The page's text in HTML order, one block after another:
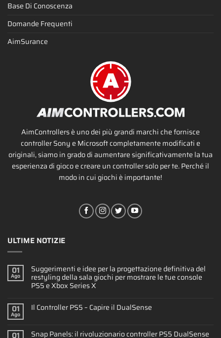
Base Di Conoscenza
Domande Frequenti
AimSurance
AimControllers è uno dei più grandi marchi che fornisce
controller Sony e Microsoft completamente modificati e
originali, siamo in grado di aumentare significativamente la tua
esperienza di gioco e creare un controller solo per te. Perché il
modo in cui giochi è importante!
ULTIME NOTIZIE
01
Ago
Suggerimenti e idee per la progettazione definitiva del
restyling della sala giochi per mostrare le tue console
PS5 e Xbox Series X
01
Ago
Il Controller PS5 – Capire il DualSense
01 Snap Panels: il rivoluzionario controller PS5 DualSense